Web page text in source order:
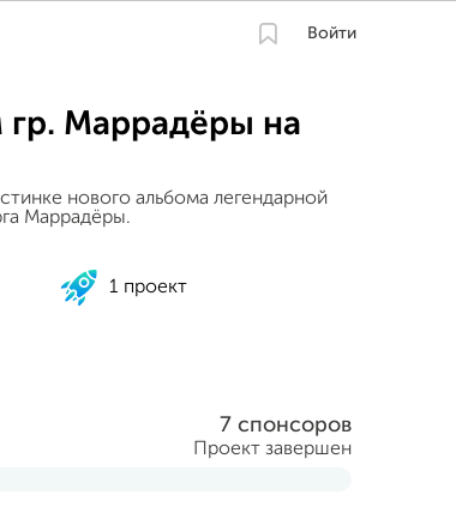
Войти
Маррадёры на
нового альбома легендарной
Маррадёры.
1 проект
7 спонсоров
Проект завершен